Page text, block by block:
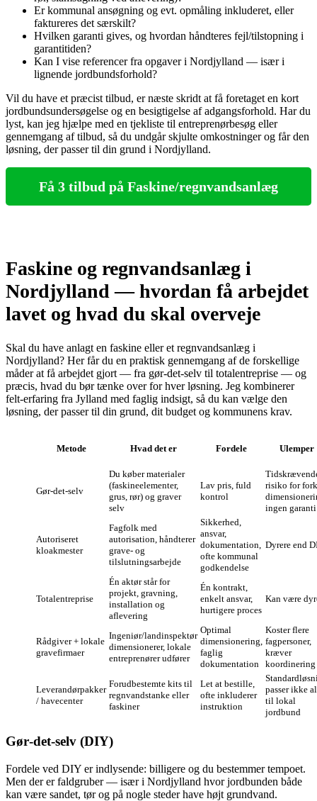
Er kommunal ansøgning og evt. opmåling inkluderet, eller
faktureres det særskilt?
Hvilken garanti gives, og hvordan håndteres fejl/tilstopning i
garantitiden?
Kan I vise referencer fra opgaver i Nordjylland — især i
lignende jordbundsforhold?
Vil du have et præcist tilbud, er næste skridt at få foretaget en kort
jordbundsundersøgelse og en besigtigelse af adgangsforhold. Har du
lyst, kan jeg hjælpe med en tjekliste til entreprenørbesøg eller
gennemgang af tilbud, så du undgår skjulte omkostninger og får den
løsning, der passer til din grund i Nordjylland.
Få 3 tilbud på Faskine/regnvandsanlæg
Faskine og regnvandsanlæg i
Nordjylland — hvordan få arbejdet
lavet og hvad du skal overveje
Skal du have anlagt en faskine eller et regnvandsanlæg i
Nordjylland? Her får du en praktisk gennemgang af de forskellige
måder at få arbejdet gjort — fra gør‑det‑selv til totalentreprise — og
præcis, hvad du bør tænke over for hver løsning. Jeg kombinerer
felt‑erfaring fra Jylland med faglig indsigt, så du kan vælge den
løsning, der passer til din grund, dit budget og kommunens krav.
Metode Hvad det er Fordele Ulemper
Gør‑det‑selv
Du køber materialer
(faskineelementer,
grus, rør) og graver
selv
Lav pris, fuld
kontrol
risiko for
ingen garanti
Autoriseret
kloakmester
Fagfolk med
autorisation, håndterer
grave‑ og
tilslutningsarbejde
Sikkerhed,
ansvar,
dokumentation,
ofte kommunal
godkendelse
Dyrere end
Totalentreprise
Én aktør står for
projekt, gravning,
installation og
aflevering
Én kontrakt,
enkelt ansvar,
hurtigere proces
Kan være
Rådgiver + lokale
gravefirmaer
Ingeniør/landinspektør
dimensionerer, lokale
entreprenører udfører
Optimal
dimensionering,
faglig
dokumentation
Koster flere
fagpersoner,
kræver
koordinering
Leverandørpakker
/ havecenter
Forudbestemte kits til
regnvandstanke eller
faskiner
Let at bestille,
ofte inkluderer
instruktion
passer ikke
til lokal
jordbund
Gør‑det‑selv (DIY)
Fordele ved DIY er indlysende: billigere og du bestemmer tempoet.
Men der er faldgruber — især i Nordjylland hvor jordbunden både
kan være sandet, tør og på nogle steder have højt grundvand.